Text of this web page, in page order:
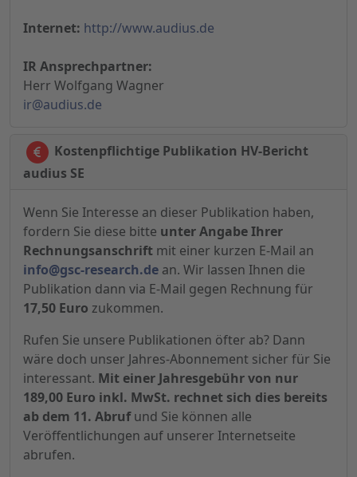
Internet: http://www.audius.de
IR Ansprechpartner:
Herr Wolfgang Wagner
ir@audius.de
Kostenpflichtige Publikation HV-Bericht
audius SE
Wenn Sie Interesse an dieser Publikation haben,
fordern Sie diese bitte unter Angabe Ihrer
Rechnungsanschrift mit einer kurzen E-Mail an
info@gsc-research.de an. Wir lassen Ihnen die
Publikation dann via E-Mail gegen Rechnung für
17,50 Euro zukommen.
Rufen Sie unsere Publikationen öfter ab? Dann
wäre doch unser Jahres-Abonnement sicher für Sie
interessant. Mit einer Jahresgebühr von nur
189,00 Euro inkl. MwSt. rechnet sich dies bereits
ab dem 11. Abrufund Sie können alle
Veröffentlichungen auf unserer Internetseite
abrufen.